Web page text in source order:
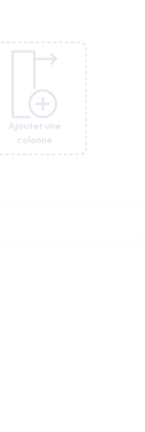
Ajouter une
colonne
Ajouter une
colonne
Ajouter une
colonne
Ajouter une
colonne
Ajouter une
colonne